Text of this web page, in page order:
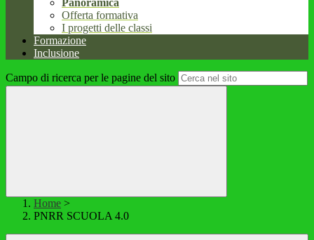
Panoramica
Offerta formativa
I progetti delle classi
Formazione
Inclusione
Campo di ricerca per le pagine del sito
Home >
PNRR SCUOLA 4.0